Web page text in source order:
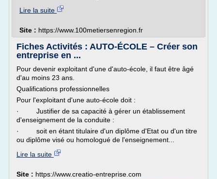
Lire la suite
Site : https://www.100metiersenregion.fr
Fiches Activités : AUTO-ÉCOLE – Créer son
entreprise en ...
Pour devenir exploitant d'une d'auto-école, il faut être âgé
d'au moins 23 ans.
Qualifications professionnelles
Pour l'exploitant d'une auto-école doit :
· Justifier de sa capacité à gérer un établissement
d'enseignement de la conduite :
· soit en étant titulaire d'un diplôme d'Etat ou d'un titre
ou diplôme visé ou homologué de l'enseignement...
Lire la suite
Site : https://www.creatio-entreprise.com